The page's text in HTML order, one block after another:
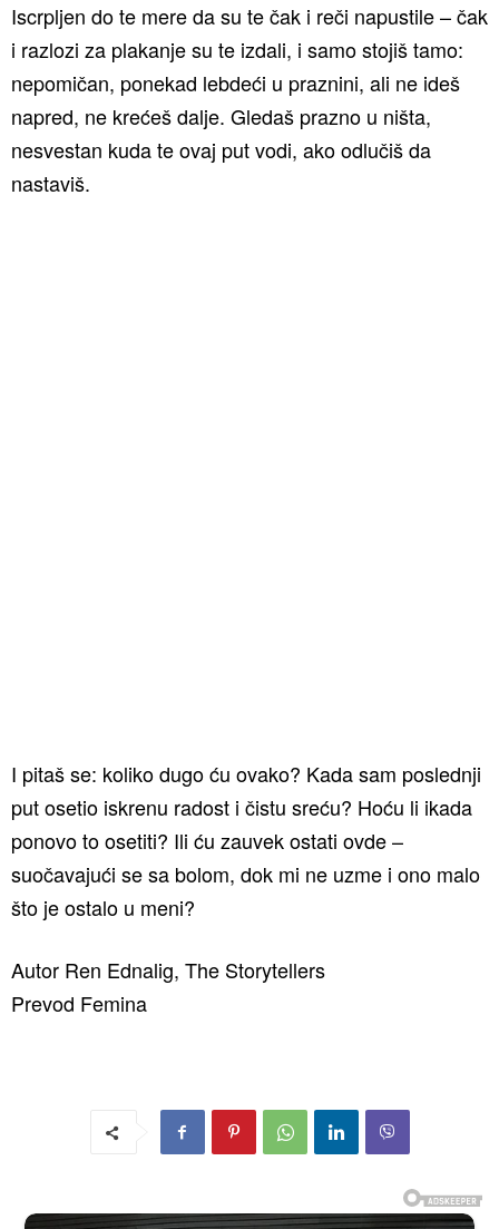
Iscrpljen do te mere da su te čak i reči napustile – čak
i razlozi za plakanje su te izdali, i samo stojiš tamo:
nepomičan, ponekad lebdeći u praznini, ali ne ideš
napred, ne krećeš dalje. Gledaš prazno u ništa,
nesvestan kuda te ovaj put vodi, ako odlučiš da
nastaviš.
I pitaš se: koliko dugo ću ovako? Kada sam poslednji
put osetio iskrenu radost i čistu sreću? Hoću li ikada
ponovo to osetiti? Ili ću zauvek ostati ovde –
suočavajući se sa bolom, dok mi ne uzme i ono malo
što je ostalo u meni?
Autor Ren Ednalig, The Storytellers
Prevod Femina